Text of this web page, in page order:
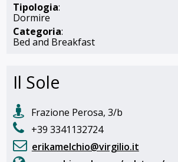
Tipologia:
Dormire
Categoria:
Bed and Breakfast
Il Sole
Frazione Perosa, 3/b
+39 3341132724
erikamelchio@virgilio.it